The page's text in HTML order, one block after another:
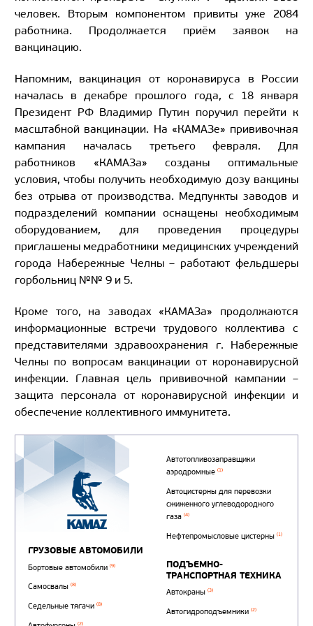
человек. Вторым компонентом привиты уже 2084
работника. Продолжается приём заявок на
вакцинацию.
Напомним, вакцинация от коронавируса в России
началась в декабре прошлого года, с 18 января
Президент РФ Владимир Путин поручил перейти к
масштабной вакцинации. На «КАМАЗе» прививочная
кампания началась третьего февраля. Для
работников «КАМАЗа» созданы оптимальные
условия, чтобы получить необходимую дозу вакцины
без отрыва от производства. Медпункты заводов и
подразделений компании оснащены необходимым
оборудованием, для проведения процедуры
приглашены медработники медицинских учреждений
города Набережные Челны – работают фельдшеры
горбольниц №№ 9 и 5.
Кроме того, на заводах «КАМАЗа» продолжаются
информационные встречи трудового коллектива с
представителями здравоохранения г. Набережные
Челны по вопросам вакцинации от коронавирусной
инфекции. Главная цель прививочной кампании –
защита персонала от коронавирусной инфекции и
обеспечение коллективного иммунитета.